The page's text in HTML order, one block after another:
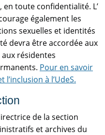
toute confidentialité. L’
également les
sexuelles et identités
devra être accordée aux
résidentes
Pour en savoir
à l’UdeS.
de la section
et archives du